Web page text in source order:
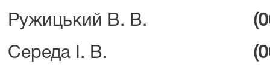
Ружицький В. В.
Середа І. В.